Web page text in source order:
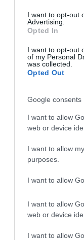
I want to opt-out
Advertising.
Opted In
I want to opt-out
of my Personal
was collected.
Opted Out
Google consents
I want to allow
web or device
I want to allow
purposes.
I want to allow
I want to allow
web or device
I want to allow
jogszabályokértelmében
felelősséget nem
a